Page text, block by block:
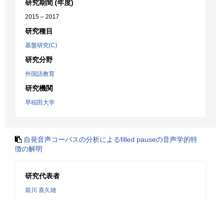
研究期間 (年度)
2015 – 2017
研究種目
基盤研究(C)
研究分野
外国語教育
研究機関
早稲田大学
自発音声コーパスの分析によるfilled pauseの音声学的特
徴の解明
研究代表者
前川 喜久雄